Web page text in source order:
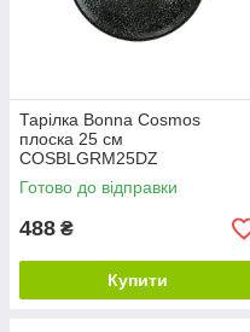
Тарілка Bonna Cosmos
плоска 25 см
COSBLGRM25DZ
Готово до відправки
488 ₴
Купити